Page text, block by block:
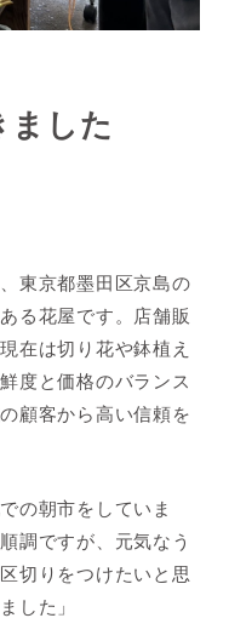
ました
東京都墨田区京島の
る花屋です。店舗販
在は切り花や鉢植え
度と価格のバランス
顧客から高い信頼を
の朝市をしていま
調ですが、元気なう
切りをつけたいと思
した」